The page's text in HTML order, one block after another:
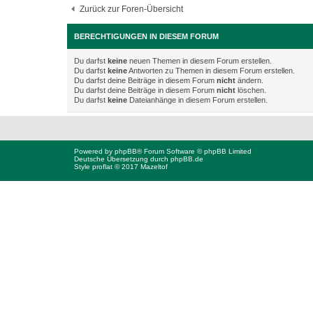
Zurück zur Foren-Übersicht
BERECHTIGUNGEN IN DIESEM FORUM
Du darfst keine neuen Themen in diesem Forum erstellen.
Du darfst keineAntworten zu Themen in diesem Forum erstellen.
Du darfst deine Beiträge in diesem Forum nicht ändern.
Du darfst deine Beiträge in diesem Forum nicht löschen.
Du darfst keine Dateianhänge in diesem Forum erstellen.
Powered by phpBB® Forum Software © phpBB Limited
Deutsche Übersetzung durch phpBB.de
Style proflat © 2017 Mazeltof